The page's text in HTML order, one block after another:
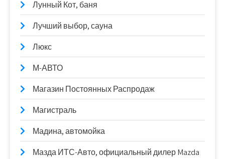
Лунный Кот, баня
Лучший выбор, сауна
Люкс
М-АВТО
Магазин Постоянных Распродаж
Магистраль
Мадина, автомойка
Мазда ИТС-Авто, официальный дилер Mazda